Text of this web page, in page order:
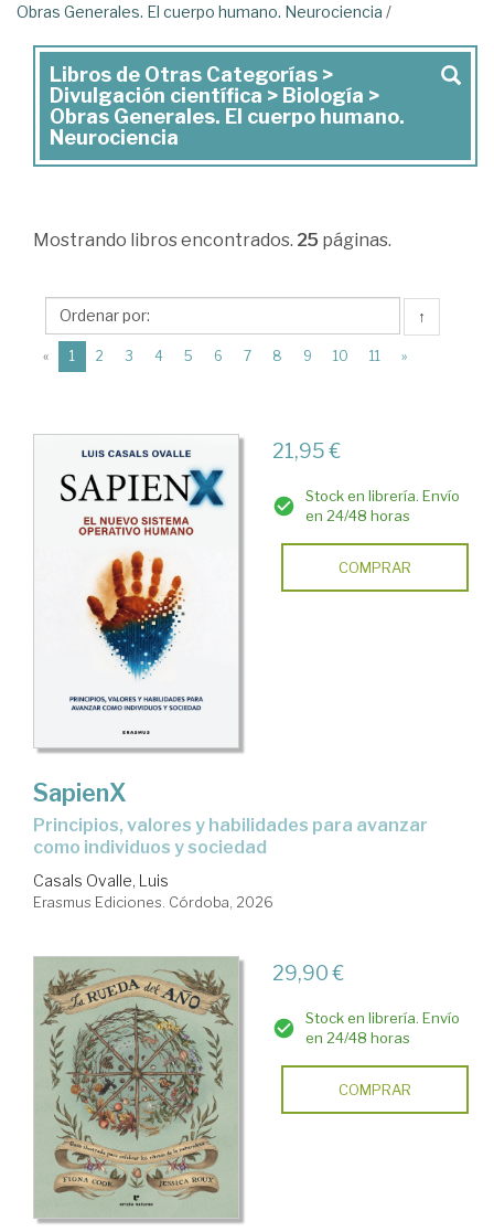
Obras Generales. El cuerpo humano. Neurociencia /
Libros
de
Otras
Divulgación
científica
Biología
Obras
Generales.
cuerpo
humano.
Neurociencia
Libros de Otras Categorías >
Divulgación científica > Biología >
Obras Generales. El cuerpo humano.
Neurociencia
Mostrando libros encontrados. 25 páginas.
↑
« 1 (current)
2 3 4 5 6 7 8 9 10 11 »
21,95 €
Stock en librería. Envío
en 24/48 horas
COMPRAR
SapienX
Principios, valores y habilidades para avanzar
como individuos y sociedad
Casals Ovalle, Luis
Erasmus Ediciones. Córdoba, 2026
29,90 €
Stock en librería. Envío
en 24/48 horas
COMPRAR